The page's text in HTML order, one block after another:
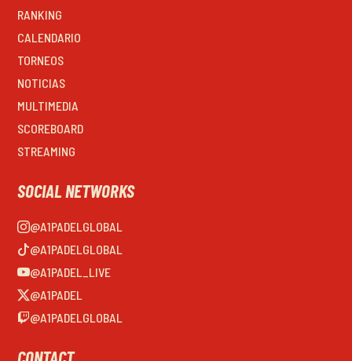
RANKING
CALENDARIO
TORNEOS
NOTICIAS
MULTIMEDIA
SCOREBOARD
STREAMING
SOCIAL NETWORKS
@A1PADELGLOBAL
@A1PADELGLOBAL
@A1PADEL_LIVE
@A1PADEL
@A1PADELGLOBAL